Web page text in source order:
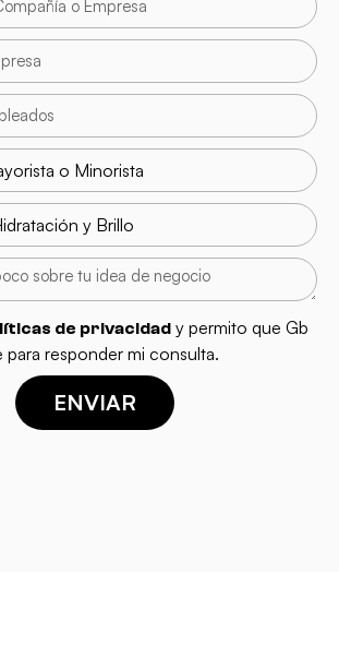
de privacidad y permito que Gb
responder mi consulta.
ENVIAR